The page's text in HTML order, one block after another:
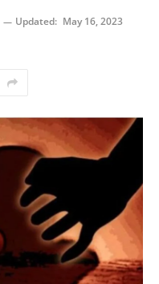
Updated: May 16, 2023